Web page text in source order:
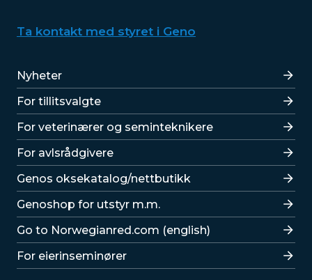
Ta kontakt med styret i Geno
Lenker
Nyheter
For tillitsvalgte
For veterinærer og seminteknikere
For avlsrådgivere
Lenker
Genos oksekatalog/nettbutikk
Genoshop for utstyr m.m.
Go to Norwegianred.com (english)
For eierinseminører